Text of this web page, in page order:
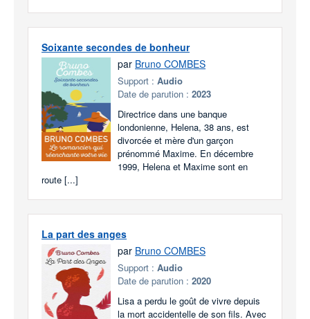
Soixante secondes de bonheur
par Bruno COMBES
Support : Audio
Date de parution : 2023
Directrice dans une banque
londonienne, Helena, 38 ans, est
divorcée et mère d'un garçon
prénommé Maxime. En décembre
1999, Helena et Maxime sont en
route [...]
La part des anges
par Bruno COMBES
Support : Audio
Date de parution : 2020
Lisa a perdu le goût de vivre depuis
la mort accidentelle de son fils. Avec